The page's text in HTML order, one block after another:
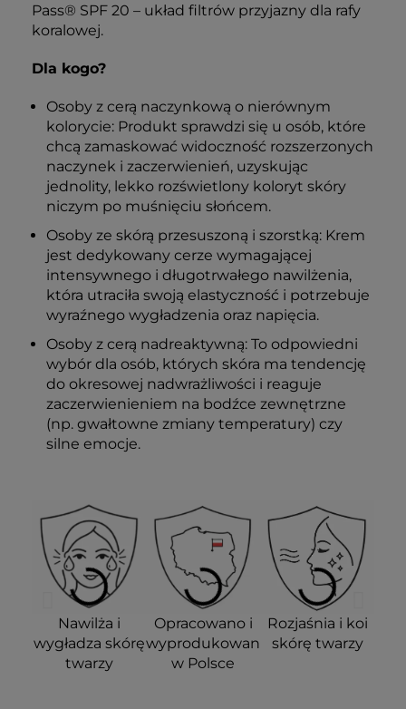
Pass® SPF 20 – układ filtrów przyjazny dla rafy
koralowej.
Dla kogo?
Osoby z cerą naczynkową o nierównym
kolorycie: Produkt sprawdzi się u osób, które
chcą zamaskować widoczność rozszerzonych
naczynek i zaczerwienień, uzyskując
jednolity, lekko rozświetlony koloryt skóry
niczym po muśnięciu słońcem.
Osoby ze skórą przesuszoną i szorstką: Krem
jest dedykowany cerze wymagającej
intensywnego i długotrwałego nawilżenia,
która utraciła swoją elastyczność i potrzebuje
wyraźnego wygładzenia oraz napięcia.
Osoby z cerą nadreaktywną: To odpowiedni
wybór dla osób, których skóra ma tendencję
do okresowej nadwrażliwości i reaguje
zaczerwienieniem na bodźce zewnętrzne
(np. gwałtowne zmiany temperatury) czy
silne emocje.
Nawilża i
wygładza skórę
twarzy
Opracowano i
wyprodukowano
w Polsce
Rozjaśnia i koi
skórę twarzy